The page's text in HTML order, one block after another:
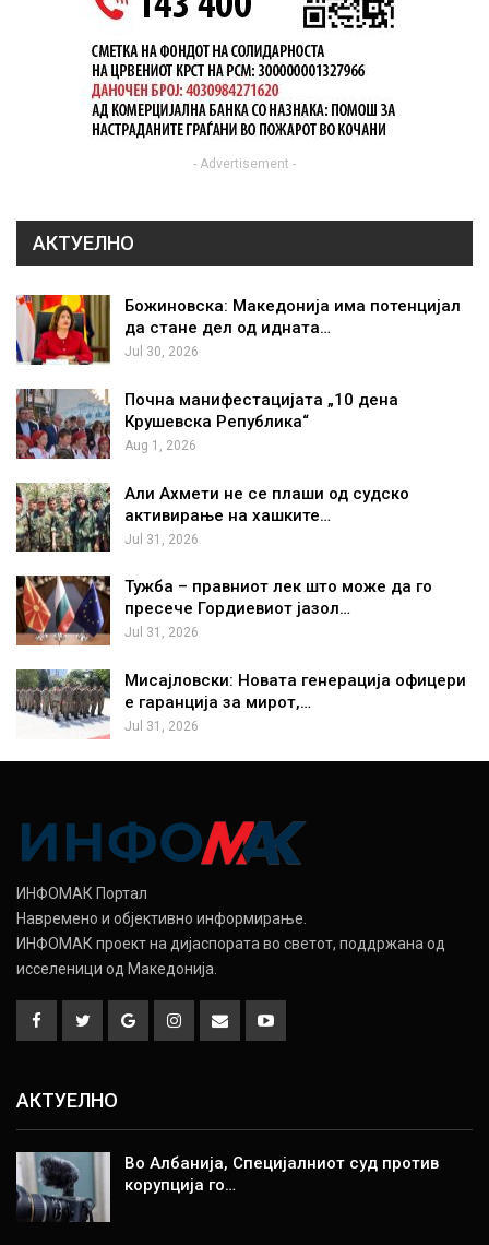
- Advertisement -
АКТУЕЛНО
Божиновска: Македонија има потенцијал
да стане дел од идната…
Jul 30, 2026
Почна манифестацијата „10 дена
Крушевска Република“
Aug 1, 2026
Али Ахмети не се плаши од судско
активирање на хашките…
Jul 31, 2026
Тужба – правниот лек што може да го
пресече Гордиевиот јазол…
Jul 31, 2026
Мисајловски: Новата генерација офицери
е гаранција за мирот,…
Jul 31, 2026
ИНФОМАК Портал
Навремено и објективно информирање.
ИНФОМАК проект на дијаспората во светот, поддржана од
исселеници од Македонија.
АКТУЕЛНО
Во Албанија, Специјалниот суд против
корупција го…